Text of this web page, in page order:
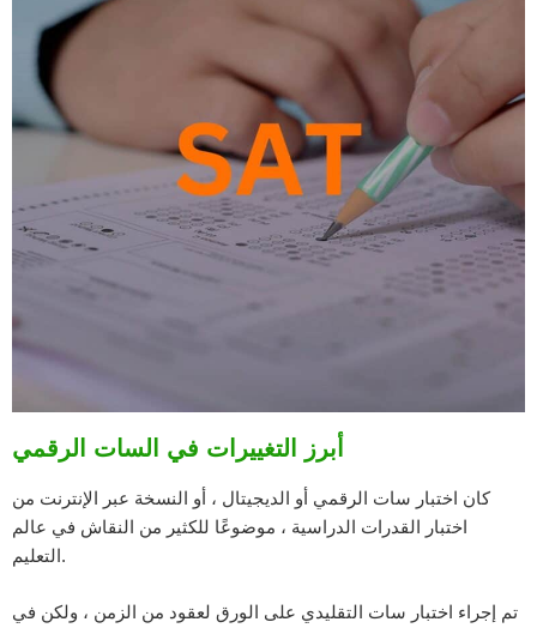
أبرز التغييرات في السات الرقمي
كان اختبار سات الرقمي أو الديجيتال ، أو النسخة عبر الإنترنت من
اختبار القدرات الدراسية ، موضوعًا للكثير من النقاش في عالم
التعليم.
تم إجراء اختبار سات التقليدي على الورق لعقود من الزمن ، ولكن في